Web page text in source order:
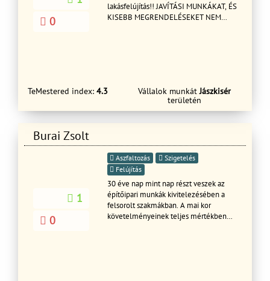
0
lakásfelújítás!! JAVÍTÁSI MUNKÁKAT, ÉS
KISEBB MEGRENDELÉSEKET NEM
alkalmazkodunk. Csak első osztályú
anyagokkal I.o. minőségben
dolgozunk. A munkáinkat 10 év
még vasárnap is 8-h tól - 22- h ig !
TeMestered index: 4.3 Vállalok munkátJászkisér
területén
Burai Zsolt
1
0
Aszfaltozás
Szigetelés
Felújítás
30 éve nap mint nap részt veszek az
építőipari munkák kivitelezésében a
felsorolt szakmákban. A mai kor
követelményeinek teljes mértékben